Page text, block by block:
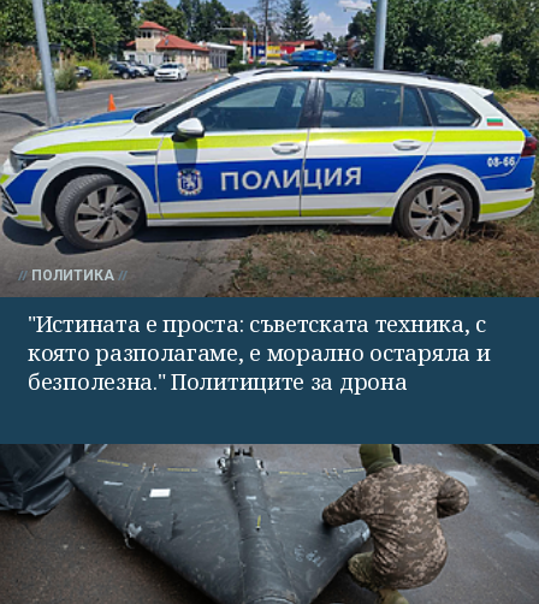
ПОЛИТИКА
"Истината е проста: съветската техника, с
която разполагаме, е морално остаряла и
безполезна." Политиците за дрона